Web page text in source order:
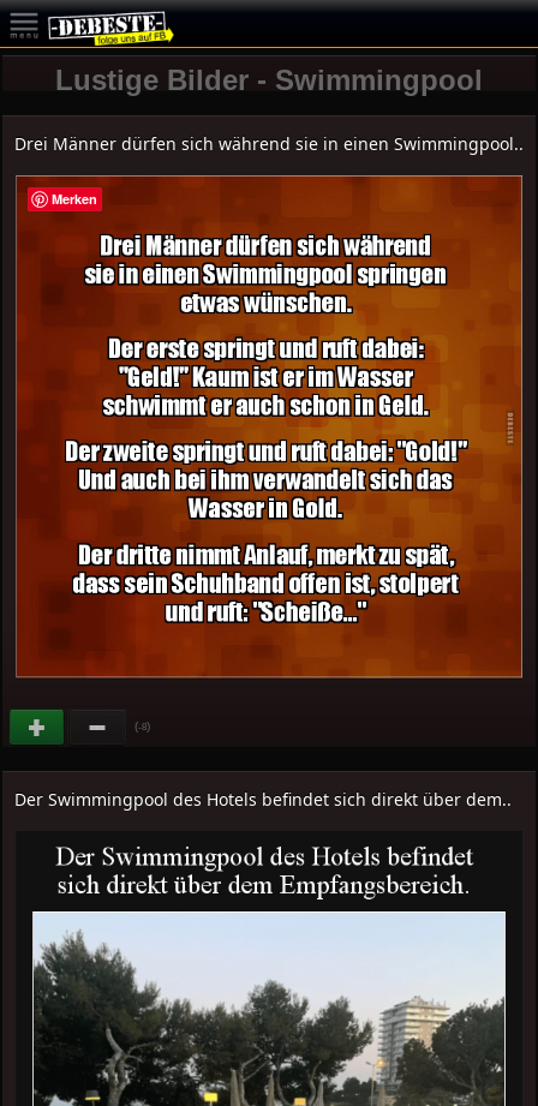
Lustige Bilder - Swimmingpool
Drei Männer dürfen sich während sie in einen Swimmingpool..
(-8)
Der Swimmingpool des Hotels befindet sich direkt über dem..
Merken